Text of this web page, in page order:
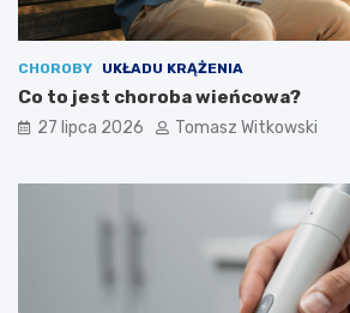
CHOROBY UKŁADU KRĄŻENIA
Co to jest choroba wieńcowa?
27 lipca 2026 Tomasz Witkowski